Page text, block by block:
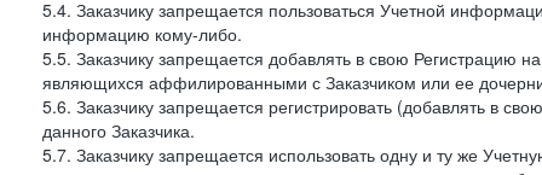
5.4. Заказчику запрещается пользоваться Учетной
информацию кому-либо.
5.5. Заказчику запрещается добавлять в свою Регистрацию
являющихся аффилированными с Заказчиком или ее
5.6. Заказчику запрещается регистрировать (добавлять в
данного Заказчика.
5.7. Заказчику запрещается использовать одну и ту же